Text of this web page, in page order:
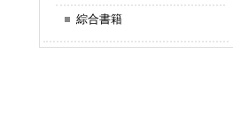
綜合書籍